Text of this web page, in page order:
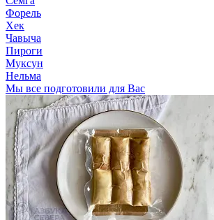
Форель
Хек
Чавыча
Пироги
Муксун
Нельма
Мы все подготовили для Вас